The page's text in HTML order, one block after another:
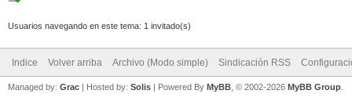
Usuarios navegando en este tema: 1 invitado(s)
Indice Volver arriba Archivo (Modo simple) Sindicación RSS
Managed by: Grac | Hosted by: Solis | Powered By MyBB , © 2002-2026 MyBB Group